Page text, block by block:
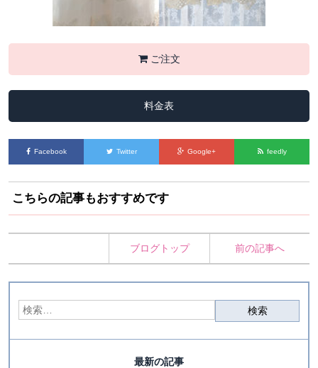
ご注文
料金表
Facebook Twitter Google+ feedly
こちらの記事もおすすめです
ブログトップ 前の記事へ
最新の記事